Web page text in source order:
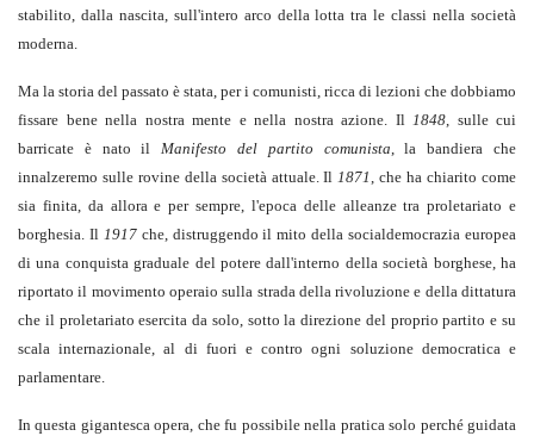
stabilito, dalla nascita, sull'intero arco della lotta tra le classi nella società
moderna.
Ma la storia del passato è stata, per i comunisti, ricca di lezioni che dobbiamo
fissare bene nella nostra mente e nella nostra azione. Il 1848, sulle cui
barricate è nato ilManifesto del partito comunista, la bandiera che
innalzeremo sulle rovine della società attuale. Il1871, che ha chiarito come
sia finita, da allora e per sempre, l'epoca delle alleanze tra proletariato e
borghesia. Il 1917che, distruggendo il mito della socialdemocrazia europea
di una conquista graduale del potere dall'interno della società borghese, ha
riportato il movimento operaio sulla strada della rivoluzione e della dittatura
che il proletariato esercita da solo, sotto la direzione del proprio partito e su
scala internazionale, al di fuori e contro ogni soluzione democratica e
parlamentare.
In questa gigantesca opera, che fu possibile nella pratica solo perché guidata